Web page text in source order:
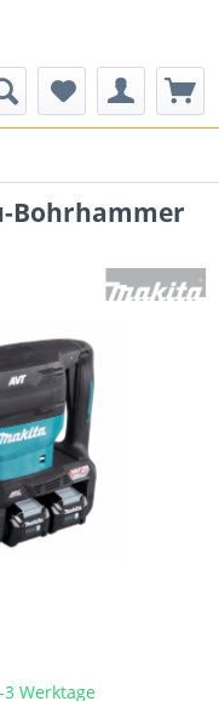
Bohrhammer
Werktage